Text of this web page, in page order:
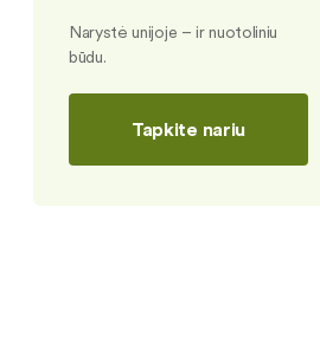
Narystė unijoje – ir nuotoliniu
būdu.
Tapkite nariu